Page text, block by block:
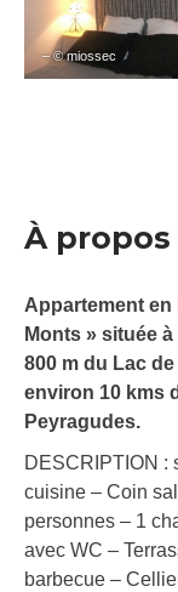
– © miossec
À propos
Appartement en
Monts » située
800 m du Lac
environ 10 kms
Peyragudes.
DESCRIPTION :
cuisine – Coin
personnes – 1
avec WC –
barbecue –